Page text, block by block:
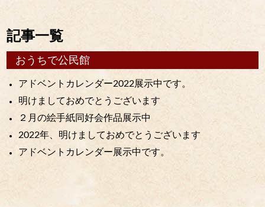
記事一覧
おうちで公民館
アドベントカレンダー2022展示中です。
明けましておめでとうございます
２月の絵手紙同好会作品展示中
2022年、明けましておめでとうございます
アドベントカレンダー展示中です。